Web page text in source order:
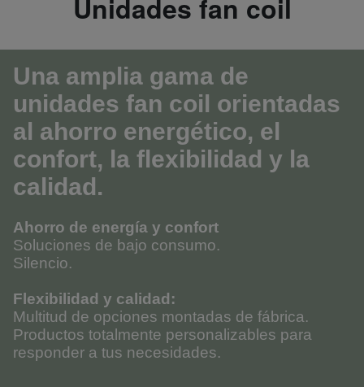
Unidades fan coil
Una amplia gama de
unidades fan coil orientadas
al ahorro energético, el
confort, la flexibilidad y la
calidad.
Ahorro de energía y confort
Soluciones de bajo consumo.
Silencio.
Flexibilidad y calidad:
Multitud de opciones montadas de fábrica.
Productos totalmente personalizables para
responder a tus necesidades.